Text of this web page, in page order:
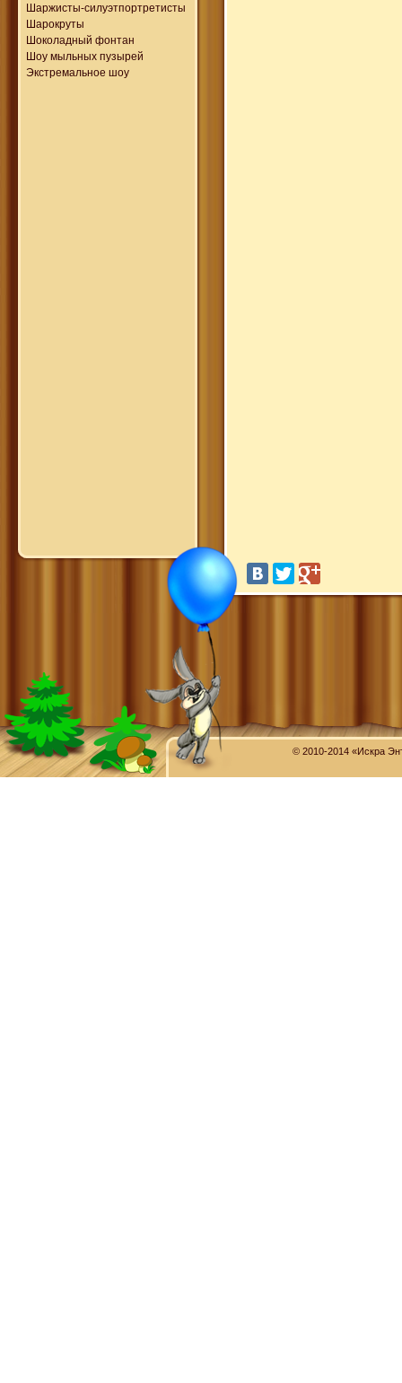
Шаржисты-силуэтпортретисты
Шарокруты
Шоколадный фонтан
Шоу мыльных пузырей
Экстремальное шоу
© 2010-2014 «Искра